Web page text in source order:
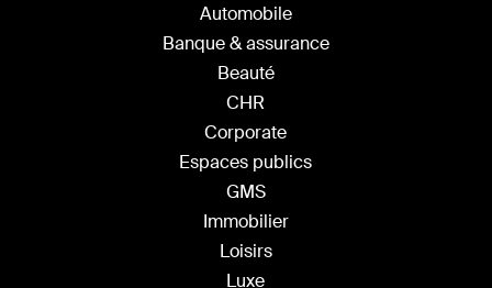
Automobile
Banque & assurance
Beauté
CHR
Corporate
Espaces publics
GMS
Immobilier
Loisirs
Luxe